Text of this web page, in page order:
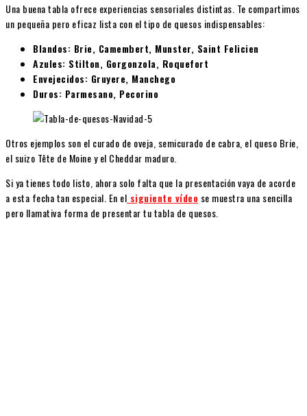
Una buena tabla ofrece experiencias sensoriales distintas. Te compartimos
un pequeña pero eficaz lista con el tipo de quesos indispensables:
Blandos: Brie, Camembert, Munster, Saint Felicien
Azules: Stilton, Gorgonzola, Roquefort
Envejecidos: Gruyere, Manchego
Duros: Parmesano, Pecorino
Otros ejemplos son el curado de oveja, semicurado de cabra, el queso Brie,
el suizo Tête de Moine y el Cheddar maduro.
Si ya tienes todo listo, ahora solo falta que la presentación vaya de acorde
a esta fecha tan especial. En el siguiente vídeo se muestra una sencilla
pero llamativa forma de presentar tu tabla de quesos.